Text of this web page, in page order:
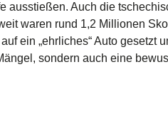
ausstießen. Auch die
waren rund 1,2 Millionen
ein „ehrliches“ Auto gesetzt
sondern auch eine